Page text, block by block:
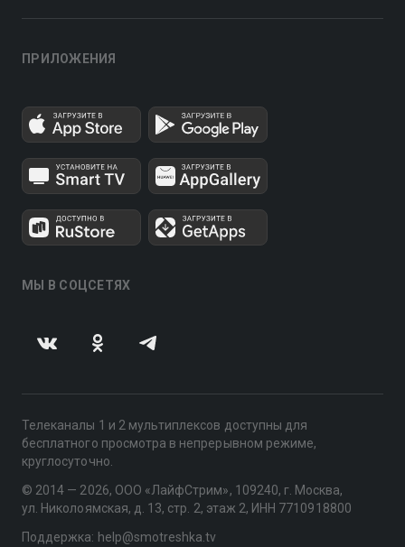
ПРИЛОЖЕНИЯ
МЫ В СОЦСЕТЯХ
Телеканалы 1 и 2 мультиплексов доступны для
бесплатного просмотра в непрерывном режиме,
круглосуточно.
© 2014 — 2026, ООО «ЛайфСтрим», 109240, г. Москва,
ул. Николоямская, д. 13, стр. 2, этаж 2, ИНН 7710918800
Поддержка: help@smotreshka.tv